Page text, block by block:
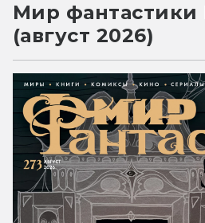
Мир
(август 2026)